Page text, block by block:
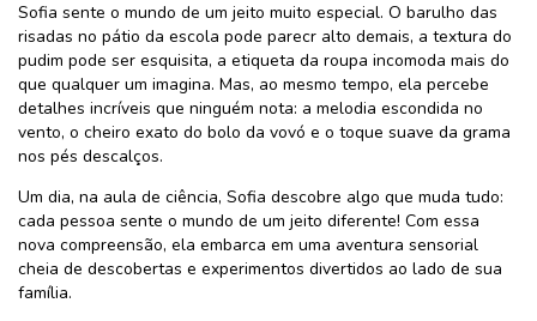
Sofia sente o mundo de um jeito muito especial. O barulho das
risadas no pátio da escola pode parecr alto demais, a textura do
pudim pode ser esquisita, a etiqueta da roupa incomoda mais do
que qualquer um imagina. Mas, ao mesmo tempo, ela percebe
detalhes incríveis que ninguém nota: a melodia escondida no
vento, o cheiro exato do bolo da vovó e o toque suave da grama
nos pés descalços.
Um dia, na aula de ciência, Sofia descobre algo que muda tudo:
cada pessoa sente o mundo de um jeito diferente! Com essa
nova compreensão, ela embarca em uma aventura sensorial
cheia de descobertas e experimentos divertidos ao lado de sua
família.